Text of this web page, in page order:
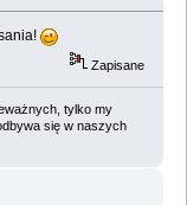
Zapisane
tylko my
się w naszych